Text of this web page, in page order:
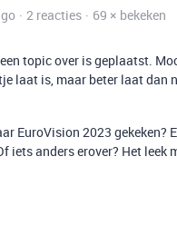
2 reacties
69 × bekeken
topic over is geplaatst.
laat is, maar beter laat dan
EuroVision 2023
iets anders erover? Het leek